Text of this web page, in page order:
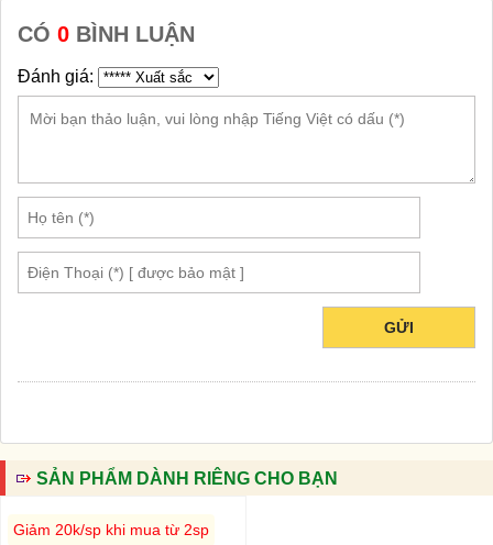
CÓ 0 BÌNH LUẬN
Đánh giá:
GỬI
SẢN PHẨM DÀNH RIÊNG CHO BẠN
Giảm 20k/sp khi mua từ 2sp